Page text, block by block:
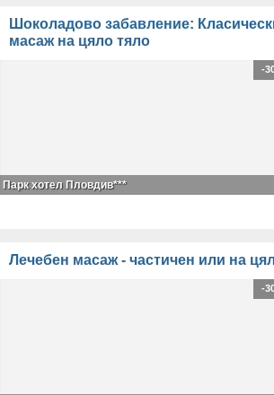
Шоколадово забавление:
масаж на цяло тяло
-
Парк хотел Пловдив***
Лечебен масаж - частичен или на
-